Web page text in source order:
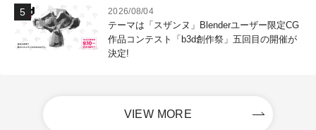
2026/08/04
テーマは「スザンヌ」Blenderユーザー限定CG
作品コンテスト「b3d創作祭」五回目の開催が
決定!
VIEW MORE